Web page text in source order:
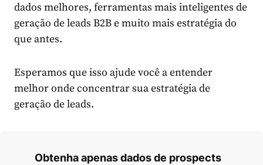
dados melhores, ferramentas mais inteligentes de
geração de leads B2B e muito mais estratégia do
que antes.
Esperamos que isso ajude você a entender
melhor onde concentrar sua estratégia de
geração de leads.
Obtenha apenas dados de prospects